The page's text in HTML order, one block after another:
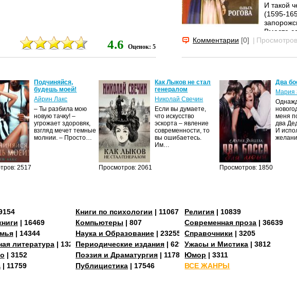
4.6 Оценок: 5
И такой
(1595-
Вместе
добился
Комментарии [0] |
2517
Подчиняйся,
будешь моей!
Айрин Лакс
– Ты разбила мою
новую тачку! –
угрожает здоровяк,
взгляд мечет темные
молнии. – Просто…
Просмотров: 2061
Как Лыков не стал
генералом
Николай Свечин
Если вы думаете,
что искусство
эскорта – явление
современности, то
вы ошибаетесь.
Им…
Просмотров: 1850
Два
Мария
меня
два
И
| 16469
| 14344
литература| 13273
| 3152
| 11759
Книги по психологии | 11067
Компьютеры | 807
Наука и Образование | 23255
Периодические издания | 629
Поэзия и Драматургия | 11784
Публицистика | 17546
Религия | 10839
Современная проза | 36639
Справочники | 3205
Ужасы и Мистика | 3812
Юмор | 3311
ВСЕ ЖАНРЫ